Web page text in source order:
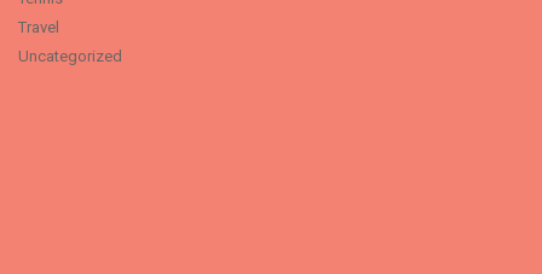
Travel
Uncategorized